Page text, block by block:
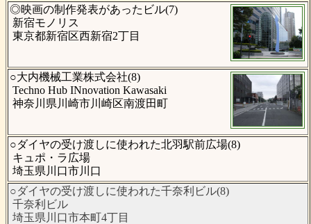
◎映画の制作発表があったビル(7)
新宿モノリス
東京都新宿区西新宿2丁目
○大内機械工業株式会社(8)
Techno Hub INnovation Kawasaki
神奈川県川崎市川崎区南渡田町
○ダイヤの受け渡しに使われた北羽駅前広場(8)
キュポ・ラ広場
埼玉県川口市川口
○ダイヤの受け渡しに使われた千奈利ビル(8)
千奈利ビル
埼玉県川口市本町4丁目